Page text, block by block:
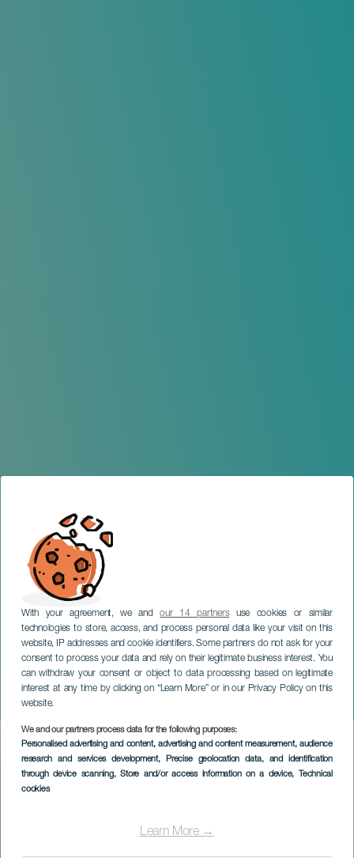
With your agreement, we andour 14 partnersuse cookies or similar
technologies to store, access, and process personal data like your visit on this
website, IP addresses and cookie identifiers. Some partners do not ask for your
consent to process your data and rely on their legitimate business interest. You
can withdraw your consent or object to data processing based on legitimate
interest at any time by clicking on “Learn More” or in our Privacy Policy on this
website.
We and our partners process data for the following purposes:
Personalised advertising and content, advertising and content measurement, audience
research and services development, Precise geolocation data, and identification
through device scanning, Store and/or access information on a device, Technical
cookies
Learn More →
Handwerksmesse in
Garachico
TENERIFE
Imagen
Listado